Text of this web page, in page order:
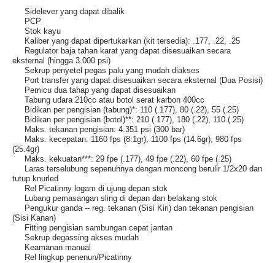
Sidelever yang dapat dibalik
PCP
Stok kayu
Kaliber yang dapat dipertukarkan (kit tersedia): .177, .22, .25
Regulator baja tahan karat yang dapat disesuaikan secara
eksternal (hingga 3.000 psi)
Sekrup penyetel pegas palu yang mudah diakses
Port transfer yang dapat disesuaikan secara eksternal (Dua Posisi)
Pemicu dua tahap yang dapat disesuaikan
Tabung udara 210cc atau botol serat karbon 400cc
Bidikan per pengisian (tabung)*: 110 (.177), 80 (.22), 55 (.25)
Bidikan per pengisian (botol)**: 210 (.177), 180 (.22), 110 (.25)
Maks. tekanan pengisian: 4.351 psi (300 bar)
Maks. kecepatan: 1160 fps (8.1gr), 1100 fps (14.6gr), 980 fps
(25.4gr)
Maks. kekuatan***: 29 fpe (.177), 49 fpe (.22), 60 fpe (.25)
Laras terselubung sepenuhnya dengan moncong berulir 1/2x20 dan
tutup knurled
Rel Picatinny logam di ujung depan stok
Lubang pemasangan sling di depan dan belakang stok
Pengukur ganda -- reg. tekanan (Sisi Kiri) dan tekanan pengisian
(Sisi Kanan)
Fitting pengisian sambungan cepat jantan
Sekrup degassing akses mudah
Keamanan manual
Rel lingkup penenun/Picatinny